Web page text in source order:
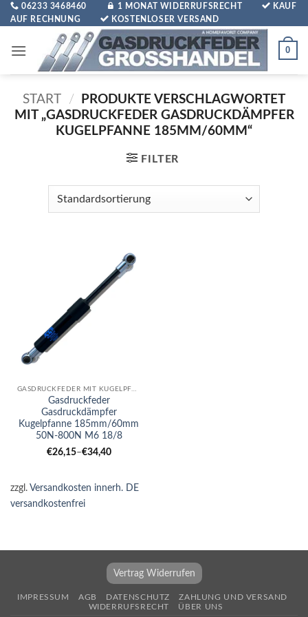
Zum
Inhalt
06233 3468460 1 MONAT WIDERRUFSRECHT
KAUF
AUF RECHNUNG
KOSTENLOSER VERSAND
0
START /
PRODUKTE VERSCHLAGWORTET
MIT „GASDRUCKFEDER GASDRUCKDÄMPFER
KUGELPFANNE 185MM/60MM“
FILTER
GASDRUCKFEDER MIT KUGELPFANNE
Gasdruckfeder
Gasdruckdämpfer
Kugelpfanne 185mm/60mm
50N-800N M6 18/8
€26,15–€34,40
zzgl. Versandkosten innerh. DE
versandkostenfrei
Vertrag Widerrufen
IMPRESSUM AGB DATENSCHUTZ
ZAHLUNG UND VERSAND
WIDERRUFSRECHT
ÜBER UNS